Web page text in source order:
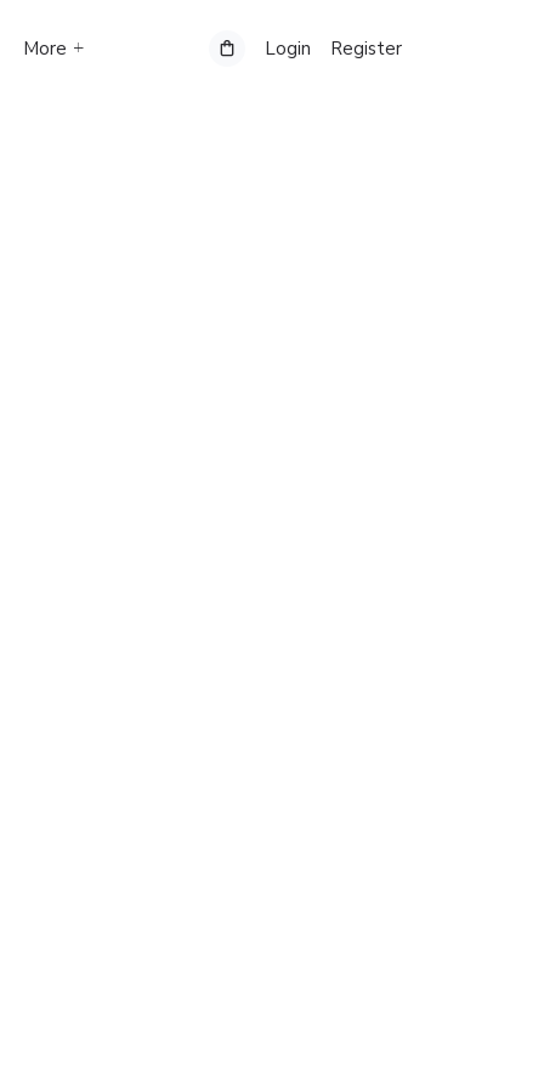
More Login Register